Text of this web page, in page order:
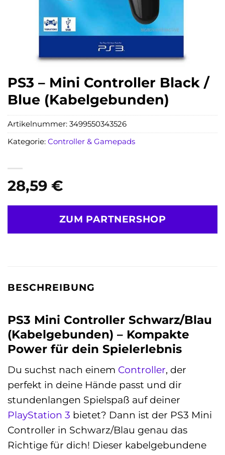
PS3 – Mini Controller Black /
Blue (Kabelgebunden)
28,59 €
ZUM PARTNERSHOP
Artikelnummer: 3499550343526
Kategorie: Controller & Gamepads
BESCHREIBUNG
PS3 Mini Controller Schwarz/Blau
(Kabelgebunden) – Kompakte
Power für dein Spielerlebnis
Du suchst nach einem Controller, der
perfekt in deine Hände passt und dir
stundenlangen Spielspaß auf deiner
PlayStation 3 bietet? Dann ist der PS3 Mini
Controller in Schwarz/Blau genau das
Richtige für dich! Dieser kabelgebundene